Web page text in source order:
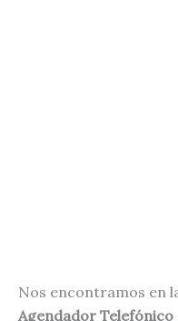
Nos encontramos en
Agendador Telefónico